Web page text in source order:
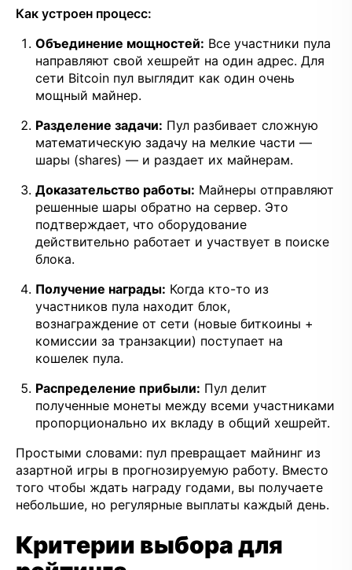
Как устроен процесс:
Объединение мощностей: Все участники пула
направляют свой хешрейт на один адрес. Для
сети Bitcoin пул выглядит как один очень
мощный майнер.
Разделение задачи: Пул разбивает сложную
математическую задачу на мелкие части —
шары (shares) — и раздает их майнерам.
Доказательство работы: Майнеры отправляют
решенные шары обратно на сервер. Это
подтверждает, что оборудование
действительно работает и участвует в поиске
блока.
Получение награды: Когда кто-то из
участников пула находит блок,
вознаграждение от сети (новые биткоины +
комиссии за транзакции) поступает на
кошелек пула.
Распределение прибыли: Пул делит
полученные монеты между всеми участниками
пропорционально их вкладу в общий хешрейт.
Простыми словами: пул превращает майнинг из
азартной игры в прогнозируемую работу. Вместо
того чтобы ждать награду годами, вы получаете
небольшие, но регулярные выплаты каждый день.
Критерии выбора для